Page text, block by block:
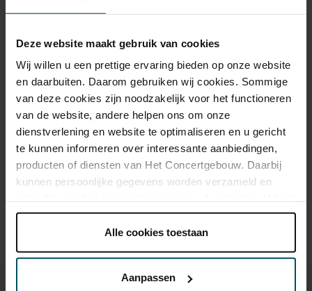
Deze website maakt gebruik van cookies
Wij willen u een prettige ervaring bieden op onze website
en daarbuiten. Daarom gebruiken wij cookies. Sommige
van deze cookies zijn noodzakelijk voor het functioneren
van de website, andere helpen ons om onze
dienstverlening en website te optimaliseren en u gericht
te kunnen informeren over interessante aanbiedingen,
producten of diensten van Het Concertgebouw. Daarbij
kunnen persoonlijke gegevens worden verzameld en
onder 'aanpassen' zelf welke cookies wij mogen
Lees onze cookieverklaring hier. Lees onze
Alle cookies toestaan
Aanpassen
Standaard € 55,00 € 20,00
Drankjes zijn bij de prijs inbegrepen. Ben je jonger dan 30
jaar? Eventuele sprintkaarten zijn 4 uur van tevoren via de
online bestelflow beschikbaar.Meer informatie over
sprintkaarten
Prijzen zijn exclusief transactiekosten: € 5 per bestelling. Wilt
u rolstoelplaatsen bestellen? Mail naar
020 – 671 83 45.